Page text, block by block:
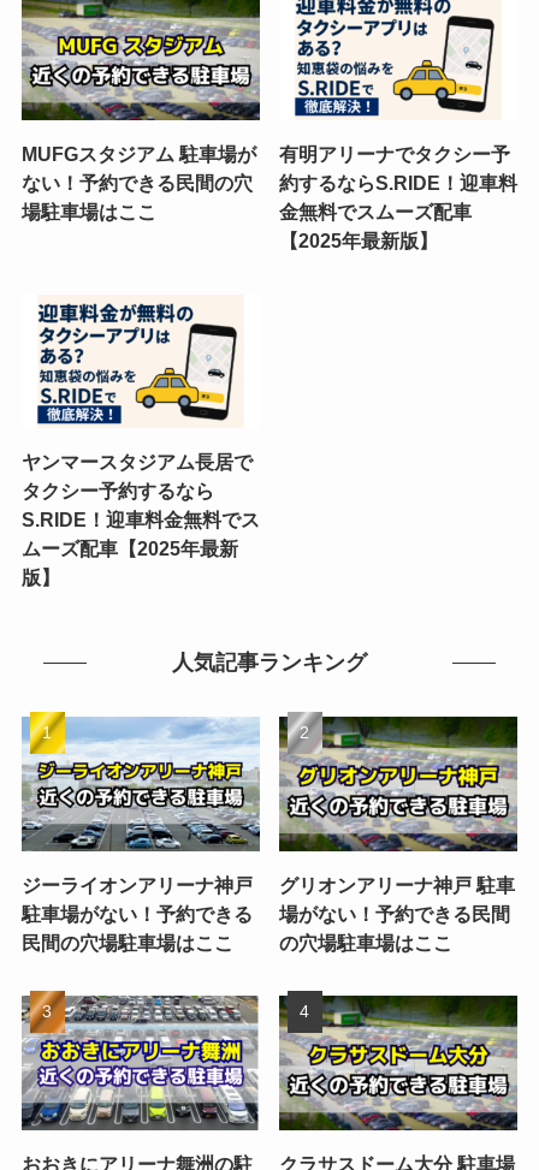
MUFGスタジアム 駐車場が
ない！予約できる民間の穴
場駐車場はここ
有明アリーナでタクシー予
約するならS.RIDE！迎車料
金無料でスムーズ配車
【2025年最新版】
ヤンマースタジアム長居で
タクシー予約するなら
S.RIDE！迎車料金無料でス
ムーズ配車【2025年最新
版】
人気記事ランキング
ジーライオンアリーナ神戸
駐車場がない！予約できる
民間の穴場駐車場はここ
グリオンアリーナ神戸 駐車
場がない！予約できる民間
の穴場駐車場はここ
おおきにアリーナ舞洲の駐 クラサスドーム大分 駐車場